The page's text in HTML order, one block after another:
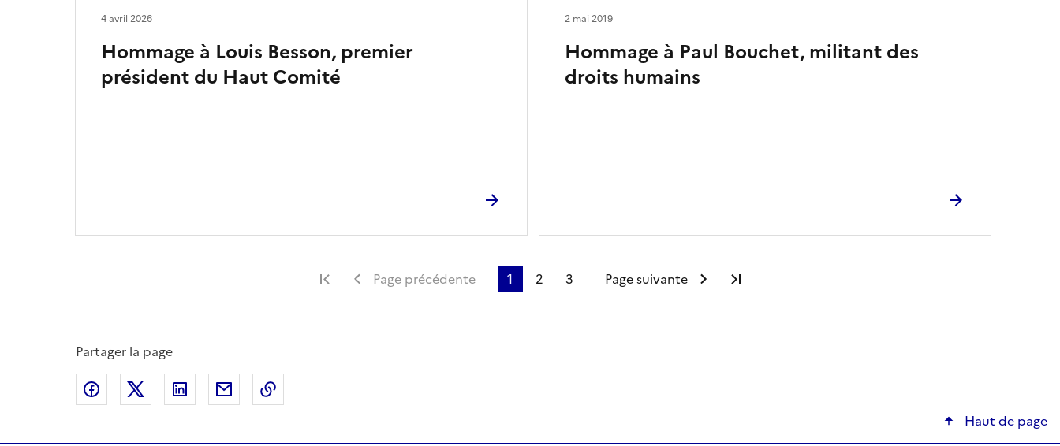
Hommage à Louis Besson, premier
président du Haut Comité
4 avril 2026
Hommage à Paul Bouchet, militant des
droits humains
2 mai 2019
Première page
Page précédente 1 2 3 Page suivante
Partager la page
Partager sur Facebook
Partager sur XPartager sur LinkedIn
Partager par email
Haut de page